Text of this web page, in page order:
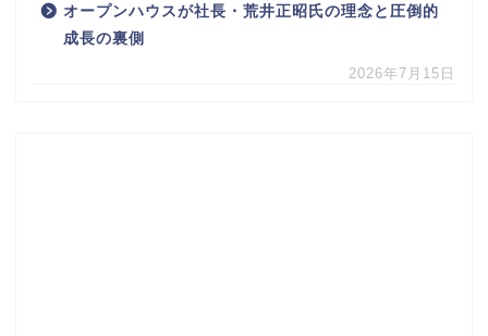
オープンハウスが社長・荒井正昭氏の理念と圧倒的
成長の裏側
2026年7月15日